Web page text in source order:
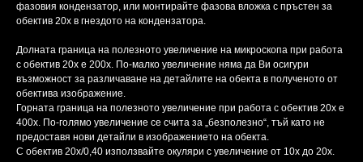
фазовия кондензатор, или монтирайте фазова вложка с пръстен за
обектив 20x в гнездото на кондензатора.
Долната граница на полезното увеличение на микроскопа при работа
с обектив 20х е 200x. По-малко увеличение няма да Ви осигури
възможност за различаване на детайлите на обекта в полученото от
обектива изображение.
Горната граница на полезното увеличение при работа с обектив 20х е
400x. По-голямо увеличение се счита за „безполезно“, тъй като не
предоставя нови детайли в изображението на обекта.
С обектив 20x/0,40 използвайте окуляри с увеличение от 10x до 20x.